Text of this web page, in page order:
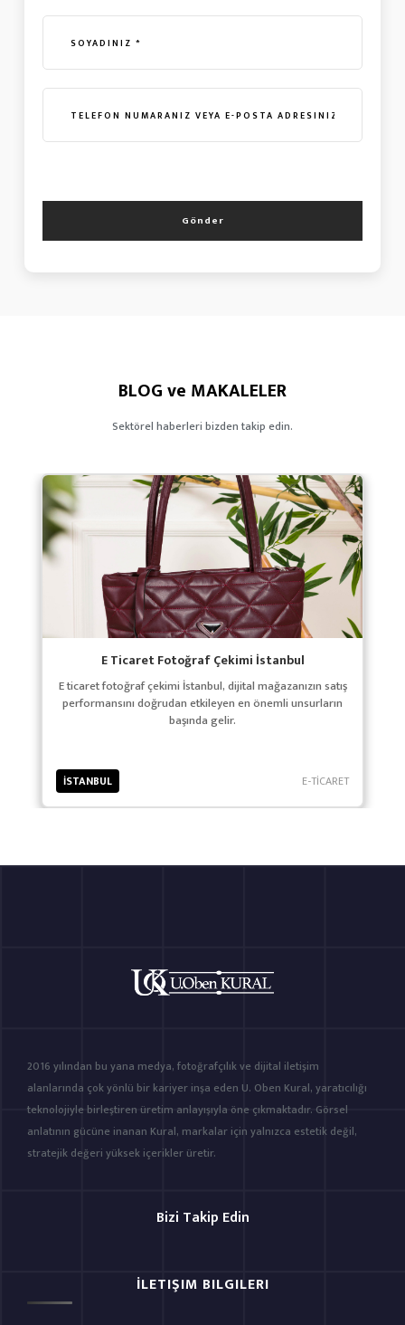
Gönder
BLOG ve MAKALELER
Sektörel haberleri bizden takip edin.
E Ticaret Fotoğraf Çekimi İstanbul
E ticaret fotoğraf çekimi İstanbul, dijital mağazanızın satış
performansını doğrudan etkileyen en önemli unsurların
başında gelir.
İSTANBUL E-TİCARET
2016 yılından bu yana medya, fotoğrafçılık ve dijital iletişim
alanlarında çok yönlü bir kariyer inşa eden U. Oben Kural, yaratıcılığı
teknolojiyle birleştiren üretim anlayışıyla öne çıkmaktadır. Görsel
anlatının gücüne inanan Kural, markalar için yalnızca estetik değil,
stratejik değeri yüksek içerikler üretir.
Bizi Takip Edin
İLETIŞIM BILGILERI